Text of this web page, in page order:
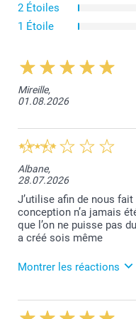
Dans l’outil de
sont placées dans le
par ordre
orientation
Vérifiez si les
cadrées, si vous
touche, c’est le
changer de place,
2 Étoiles
1 Étoile
Mireille,
01.08.2026
Albane,
28.07.2026
J’utilise afin de nous
conception n’a jamais
que l’on ne puisse pas
a créé sois même
Montrer les réactions
07.08.2026
Merci pour votre